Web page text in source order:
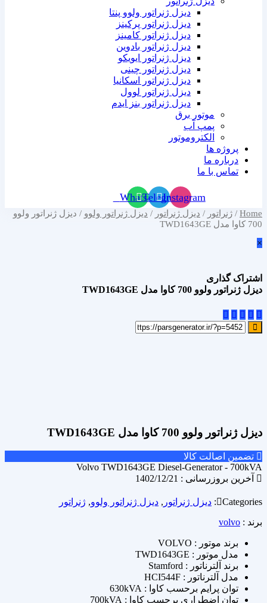
دیزل ژنراتور ولوو پنتا
دیزل ژنراتور پرکینز
دیزل ژنراتور کامینز
دیزل ژنراتور بادوین
دیزل ژنراتور ایویکو
دیزل ژنراتور چینی
دیزل ژنراتور اسکانیا
دیزل ژنراتور لوول
دیزل ژنراتور بنز ایدم
موتور برق
پمپ آب
الکتروموتور
پروژه ها
درباره ما
تماس با ما
Instagram
Telegram
Whatsapp
Home
/ ژنراتور / دیزل ژنراتور / دیزل ژنراتور ولوو / دیزل ژنراتور ولوو
700 کاوا مدل TWD1643GE
×
اشتراک گذاری
دیزل ژنراتور ولوو 700 کاوا مدل TWD1643GE
دیزل ژنراتور ولوو 700 کاوا مدل TWD1643GE
تضمین اصالت کالا
Volvo TWD1643GE Diesel-Generator - 700kVA
آخرین بروزرسانی : 1402/12/21
Categories: دیزل ژنراتور , دیزل ژنراتور ولوو, ژنراتور
برند : volvo
برند موتور : VOLVO
مدل موتور : TWD1643GE
برند آلترناتور : Stamford
مدل آلترناتور : HCI544F
توان پرایم برحسب کاوا : 630kVA
توان اضطراری برحسب کاوا : 700kVA